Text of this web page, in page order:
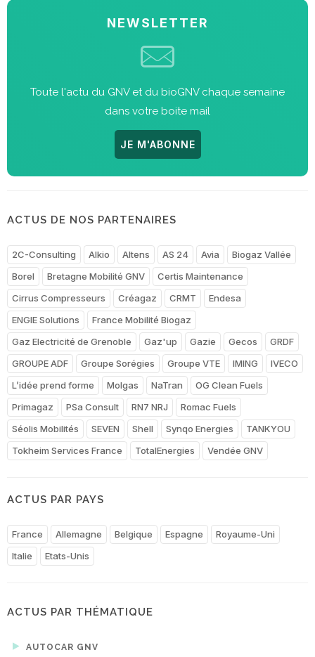
NEWSLETTER
Toute l'actu du GNV et du bioGNV chaque semaine
dans votre boite mail
JE M'ABONNE
ACTUS DE NOS PARTENAIRES
2C-Consulting Alkio Altens AS 24 Avia
Biogaz Vallée
Borel
Bretagne Mobilité GNV
Certis Maintenance
Cirrus Compresseurs
Créagaz CRMT
Endesa
ENGIE Solutions
France Mobilité Biogaz
Gaz Electricité de Grenoble
Gaz'up Gazie Gecos
GRDF
GROUPE ADF
Groupe Sorégies Groupe VTE IMING
IVECO
L’idée prend forme
Molgas NaTran
OG Clean Fuels
Primagaz
PSa Consult RN7 NRJ
Romac Fuels
Séolis Mobilités
SEVEN Shell Synqo Energies
TANKYOU
Tokheim Services France
TotalEnergies Vendée GNV
ACTUS PAR PAYS
France Allemagne Belgique Espagne
Royaume-Uni
Italie
Etats-Unis
ACTUS PAR THÉMATIQUE
AUTOCAR GNV